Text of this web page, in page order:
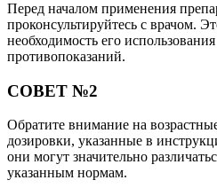
Перед началом применения
проконсультируйтесь с врачом.
необходимость его
противопоказаний.
СОВЕТ №2
Обратите внимание на
дозировки, указанные в
они могут значительно
указанным нормам.